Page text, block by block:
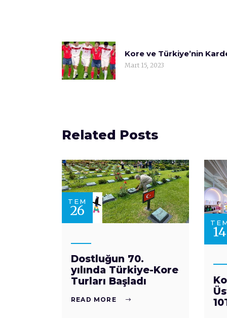
Kore ve Türkiye’nin
Mart 15, 2023
Related Posts
TEM
26
Dostluğun 70.
yılında Türkiye-Kore
Turları Başladı
READ MORE
14